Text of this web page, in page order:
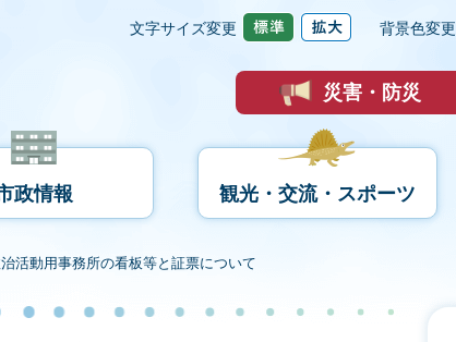
文字サイズ変更 背景色変更
災害・防災
政情報 観光・交流・スポーツ
活動用事務所の看板等と証票について